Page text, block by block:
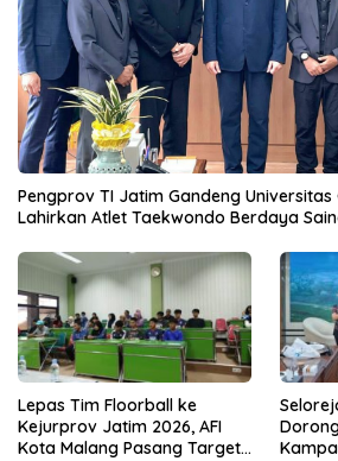
Pengprov TI Jatim Gandeng Universitas
Lahirkan Atlet Taekwondo Berdaya
Lepas Tim Floorball ke
Kejurprov Jatim 2026, AFI
Kota Malang Pasang Target